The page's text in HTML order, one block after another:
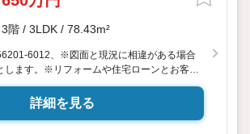
3階 / 3LDK / 78.43m²
6012、※図面と現況に相違がある場合
します。※リフォームや住宅ローンとお客様
提案させていただきます
詳細を見る